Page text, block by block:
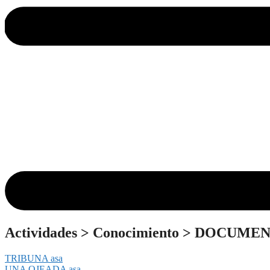
Actividades > Conocimiento >
TRIBUNA asa